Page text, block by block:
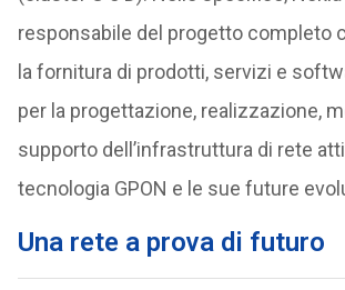
responsabile del progetto completo
la fornitura di prodotti, servizi e
per la progettazione, realizzazione,
supporto dell’infrastruttura di rete
tecnologia GPON e le sue future
Una rete a prova di futuro